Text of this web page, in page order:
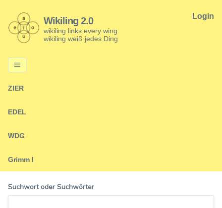
Wikiling 2.0
wikiling links every wing
wikiling weiß jedes Ding
Login
ZIER
EDEL
WDG
Grimm I
Suchwort oder Suchwörter